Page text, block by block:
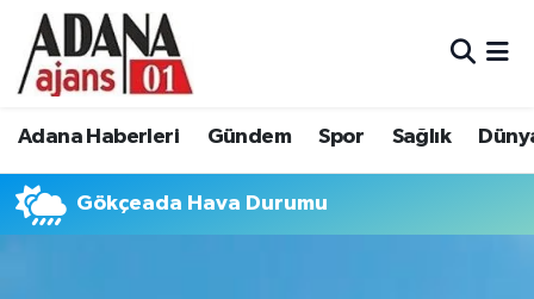
Adana Haberleri Gündem Spor Sağlık
Gökçeada Hava Durumu
Adana Haberleri
Spor
Adana Nöbetçi Eczaneler
Adana Namaz Vakitleri